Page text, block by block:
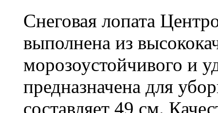
Снеговая лопата
выполнена из
морозоустойчивого и
предназначена для
составляет 49 см.